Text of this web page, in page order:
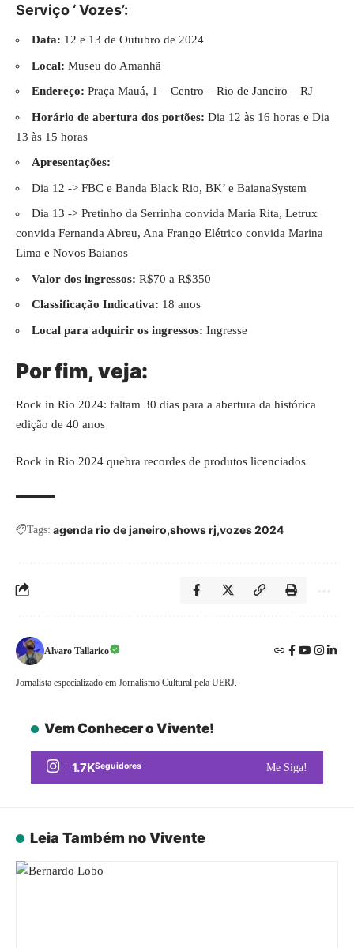
Serviço ‘ Vozes’:
Data: 12 e 13 de Outubro de 2024
Local: Museu do Amanhã
Endereço: Praça Mauá, 1 – Centro – Rio de Janeiro – RJ
Horário de abertura dos portões: Dia 12 às 16 horas e Dia
13 às 15 horas
Apresentações:
Dia 12 -> FBC e Banda Black Rio, BK’ e BaianaSystem
Dia 13 -> Pretinho da Serrinha convida Maria Rita, Letrux
convida Fernanda Abreu, Ana Frango Elétrico convida Marina
Lima e Novos Baianos
Valor dos ingressos: R$70 a R$350
Classificação Indicativa: 18 anos
Local para adquirir os ingressos: Ingresse
Por fim,veja:
Rock in Rio 2024: faltam 30 dias para a abertura da histórica
edição de 40 anos
Rock in Rio 2024 quebra recordes de produtos licenciados
Tags: agenda rio de janeiro shows rj vozes 2024
Alvaro Tallarico
Jornalista especializado em Jornalismo Cultural pela UERJ.
Vem Conhecer o Vivente!
1.7KSeguidores Me Siga!
Leia Também no Vivente